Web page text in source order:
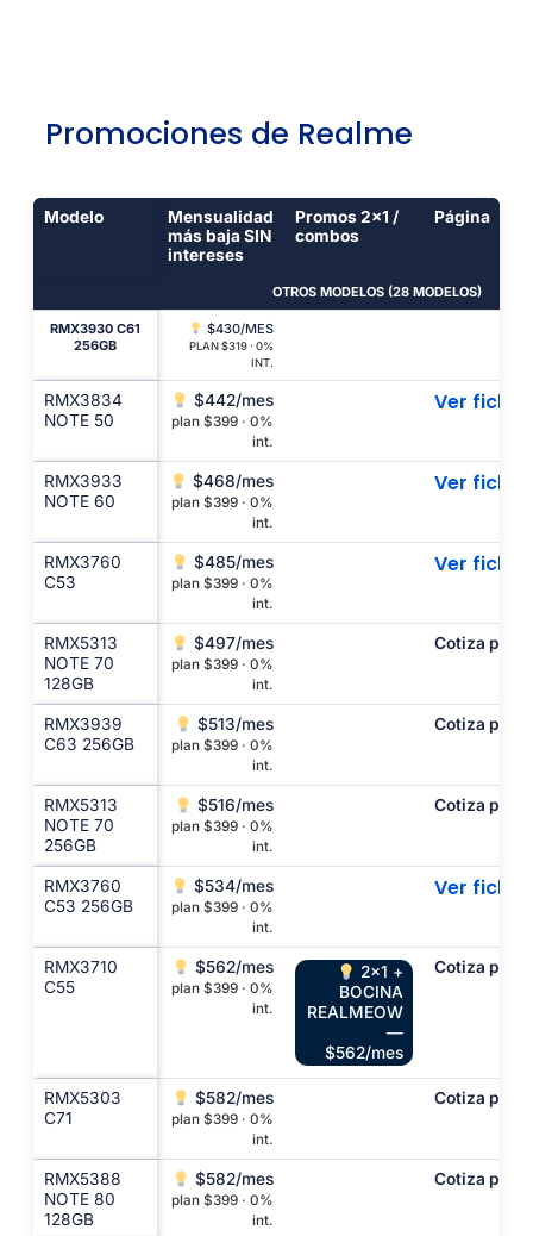
Promociones de Realme
Modelo
Mensualidad
más baja SIN
intereses
Promos 2x1 /
combos
Página
OTROS MODELOS (28 MODELOS)
RMX3930 C61
256GB
$430/MES
PLAN $319 · 0%
INT.
RMX3834
NOTE 50
$442/mes
plan $399 · 0%
int.
Ver ficha
RMX3933
NOTE 60
$468/mes
plan $399 · 0%
int.
Ver ficha
RMX3760
C53
$485/mes
plan $399 · 0%
int.
Ver ficha
RMX5313
NOTE 70
128GB
$497/mes
plan $399 · 0%
int.
Cotiza por
RMX3939
C63 256GB
$513/mes
plan $399 · 0%
int.
Cotiza por
RMX5313
NOTE 70
256GB
$516/mes
plan $399 · 0%
int.
Cotiza por
RMX3760
C53 256GB
$534/mes
plan $399 · 0%
int.
Ver ficha
RMX3710
C55
$562/mes
plan $399 · 0%
int.
2x1 +
BOCINA
REALMEOW
—
$562/mes
Cotiza por
RMX5303
C71
$582/mes
plan $399 · 0%
int.
Cotiza por
RMX5388
NOTE 80
128GB
$582/mes
plan $399 · 0%
int.
Cotiza por